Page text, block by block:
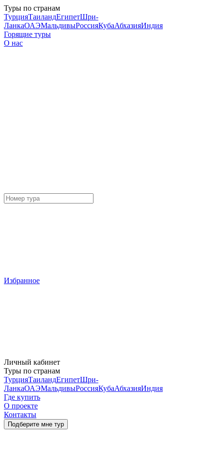
Туры по странам
ТурцияТаиландЕгипетШри-
ЛанкаОАЭМальдивыРоссияКубаАбхазияИндия
Горящие туры
О нас
Избранное
Личный кабинет
Туры по странам
ТурцияТаиландЕгипетШри-
ЛанкаОАЭМальдивыРоссияКубаАбхазияИндия
Где купить
О проекте
Контакты
Подберите мне тур